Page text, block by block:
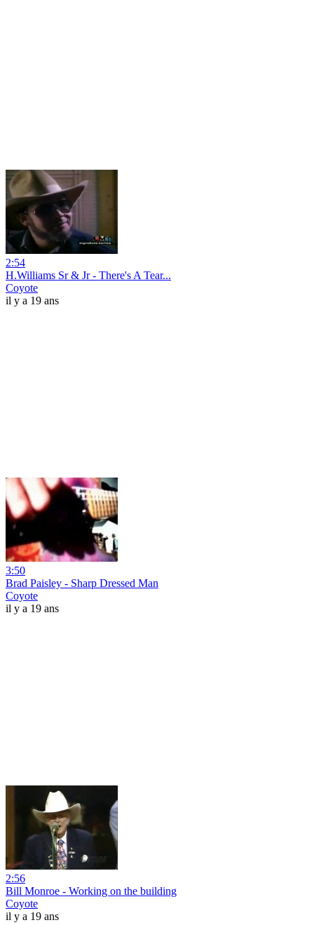
2:54
H.Williams Sr & Jr - There's A Tear...
Coyote
il y a 19 ans
3:50
Brad Paisley - Sharp Dressed Man
Coyote
il y a 19 ans
2:56
Bill Monroe - Working on the building
Coyote
il y a 19 ans